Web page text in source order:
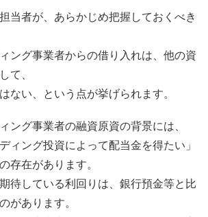
当者が、あらかじめ把握しておくべき
ング事業者からの借り入れは、他の資
て、
ない、という点が挙げられます。
ング事業者の融資原資の背景には、
ィング投資によって配当金を得たい」
存在があります。
待している利回りは、銀行預金等と比
があります。